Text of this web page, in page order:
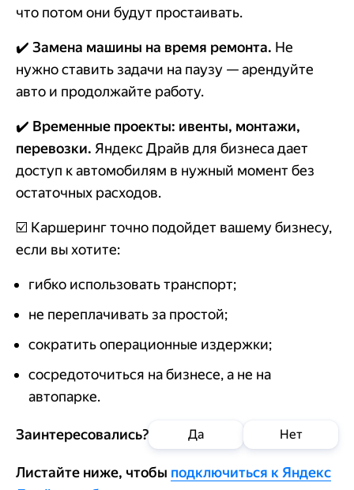
что потом они будут простаивать.
✔️ Замена машины на время ремонта. Не
нужно ставить задачи на паузу — арендуйте
авто и продолжайте работу.
✔️ Временные проекты: ивенты, монтажи,
перевозки. Яндекс Драйв для бизнеса дает
доступ к автомобилям в нужный момент без
остаточных расходов.
☑️ Каршеринг точно подойдет вашему бизнесу,
если вы хотите:
гибко использовать транспорт;
не переплачивать за простой;
сократить операционные издержки;
сосредоточиться на бизнесе, а не на
автопарке.
Заинтересовались? Да Нет
Листайте ниже, чтобы подключиться к Яндекс